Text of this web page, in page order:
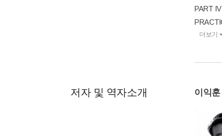
PART
더보기
저자 및 역자소개 이익훈